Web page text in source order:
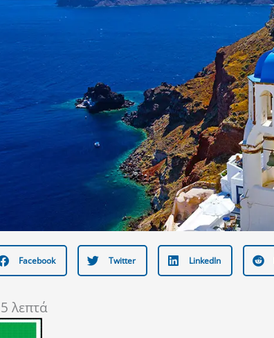
Facebook Twitter LinkedIn
5 λεπτά